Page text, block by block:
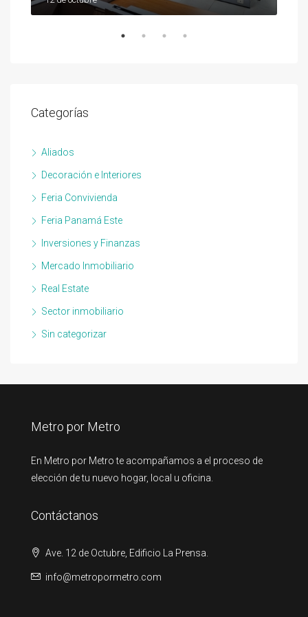
Categorías
Aliados
Decoración e Interiores
Feria Convivienda
Feria Panamá Este
Inversiones y Finanzas
Mercado Inmobiliario
Real Estate
Sector inmobiliario
Sin categorizar
Metro por Metro
En Metro por Metro te acompañamos a el proceso de
elección de tu nuevo hogar, local u oficina.
Contáctanos
Ave. 12 de Octubre, Edificio La Prensa.
info@metropormetro.com